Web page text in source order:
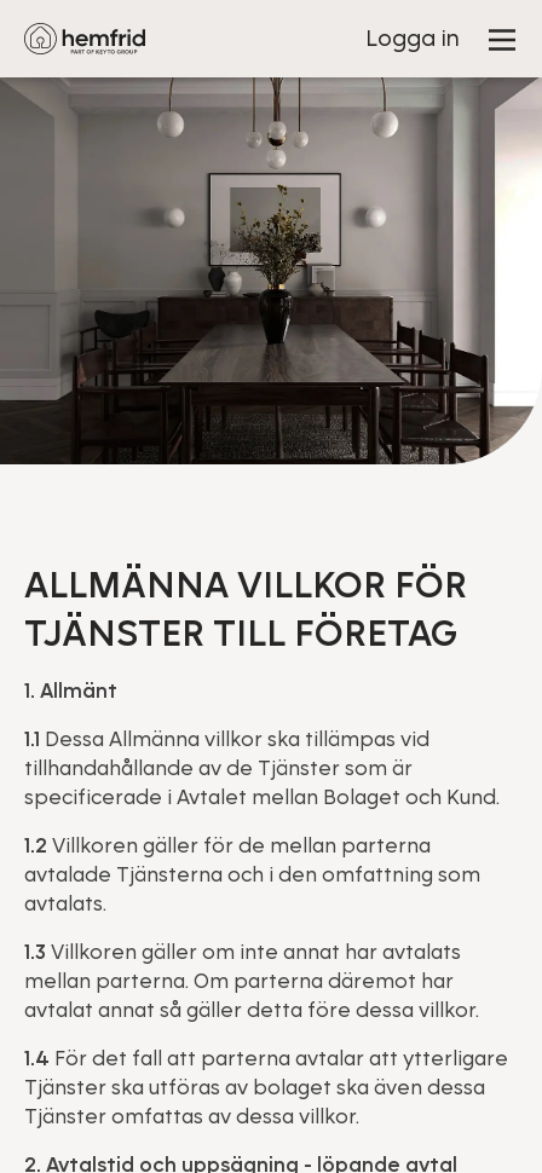
Logga in
ALLMÄNNA VILLKOR FÖR
TJÄNSTER TILL FÖRETAG
1. Allmänt
1.1 Dessa Allmänna villkor ska tillämpas vid
tillhandahållande av de Tjänster som är
specificerade i Avtalet mellan Bolaget och Kund.
1.2 Villkoren gäller för de mellan parterna
avtalade Tjänsterna och i den omfattning som
avtalats.
1.3 Villkoren gäller om inte annat har avtalats
mellan parterna. Om parterna däremot har
avtalat annat så gäller detta före dessa villkor.
1.4 För det fall att parterna avtalar att ytterligare
Tjänster ska utföras av bolaget ska även dessa
Tjänster omfattas av dessa villkor.
2. Avtalstid och uppsägning - löpande avtal